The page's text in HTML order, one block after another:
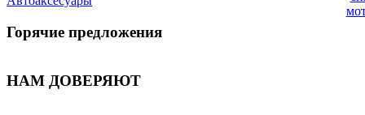
Горячие предложения
НАМ ДОВЕРЯЮТ